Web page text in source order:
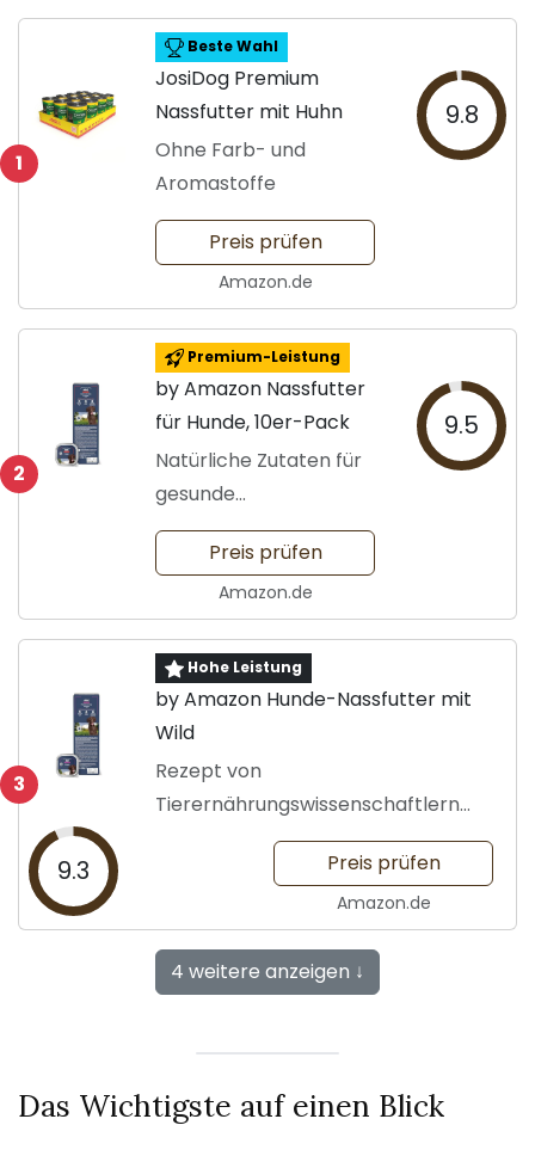
1
Beste Wahl
JosiDog Premium
Nassfutter mit Huhn
Ohne Farb- und
Aromastoffe
9.8
Preis prüfen
Amazon.de
2
Premium-Leistung
by Amazon Nassfutter
für Hunde, 10er-Pack
Natürliche Zutaten für
gesunde
Hundeernährung
9.5
Preis prüfen
Amazon.de
3
Hohe Leistung
by Amazon Hunde-Nassfutter mit
Wild
Rezept von
Tierernährungswissenschaftlern
9.3 Preis prüfen
Amazon.de
4 weitere anzeigen ↓
Das Wichtigste auf einen Blick